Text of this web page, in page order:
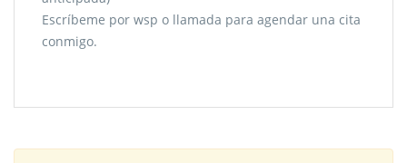
Escríbeme por wsp o llamada para agendar una cita
conmigo.